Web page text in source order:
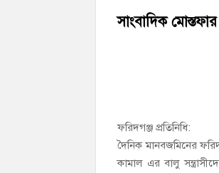
হাজীগঞ্জে ৬ বছরের
সাংবাদিক
ফরিদগঞ্জ প্রতিনিধি:
দৈনিক মানবজমিনের
কামাল এর বালু